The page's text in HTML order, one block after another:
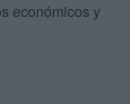
económicos y